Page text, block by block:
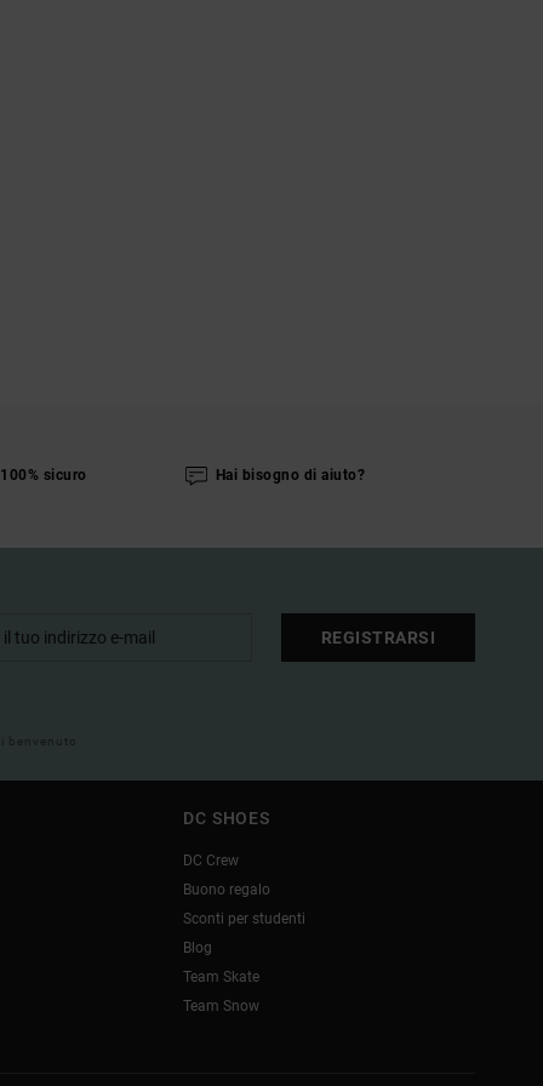
sicuro Hai bisogno di aiuto?
REGISTRARSI
benvenuto
DC SHOES
DC Crew
Buono regalo
Sconti per studenti
Blog
Team Skate
Team Snow